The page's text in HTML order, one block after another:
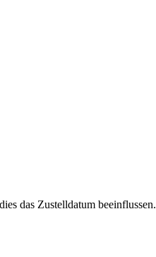
das Zustelldatum beeinflussen.